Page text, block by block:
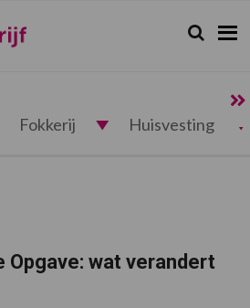
Zoeken...
Zoek
Fokkerij Huisvesting
Opgave: wat verandert